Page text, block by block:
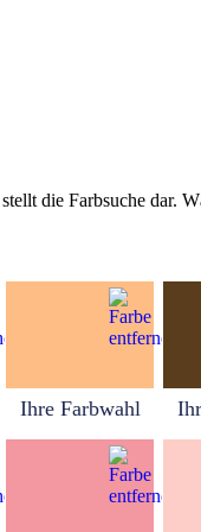
die Farbsuche dar.
Ihre Farbwahl